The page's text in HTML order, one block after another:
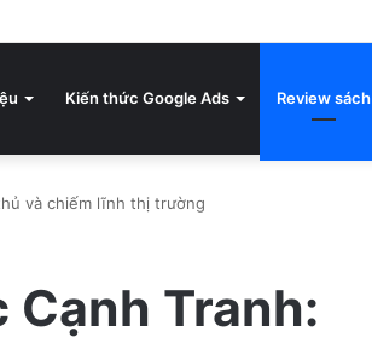
Kiến thức Google Ads Review sách
và chiếm lĩnh thị trường
Cạnh Tranh: